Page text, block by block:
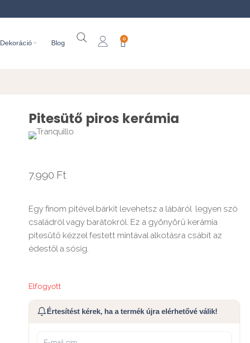
Dekoráció Blog
0
Pitesütő piros kerámia
7.990 Ft
Egy finom pitével bárkit levehetsz a lábáról  legyen szó
családról vagy barátokról. Ez a gyönyörű kerámia
pitesütő kézzel festett mintával alkotásra csábít az
édestől a sósig.
Elfogyott
Értesítést kérek, ha a termék újra elérhetővé válik!